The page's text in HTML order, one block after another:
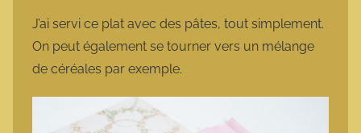
J’ai servi ce plat avec des pâtes, tout simplement.
On peut également se tourner vers un mélange
de céréales par exemple.